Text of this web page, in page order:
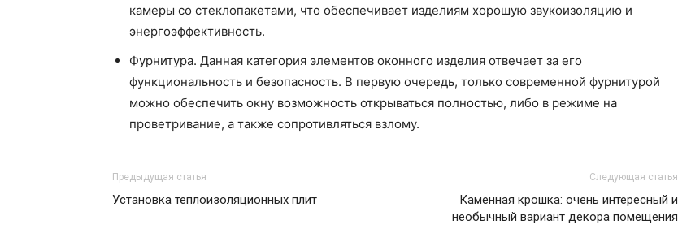
камеры со стеклопакетами, что обеспечивает изделиям хорошую звукоизоляцию и
энергоэффективность.
Фурнитура. Данная категория элементов оконного изделия отвечает за его
функциональность и безопасность. В первую очередь, только современной фурнитурой
можно обеспечить окну возможность открываться полностью, либо в режиме на
проветривание, а также сопротивляться взлому.
Предыдущая статья
Установка теплоизоляционных плит
Следующая статья
Каменная крошка: очень интересный и
необычный вариант декора помещения